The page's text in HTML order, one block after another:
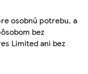
osobnú potrebu, a
bez
Limited ani bez